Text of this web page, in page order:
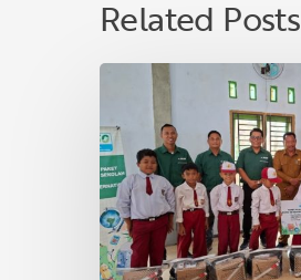
Related Posts
Memperkuat
Pendidikan
dan
Kesejahteraan
Masyarakat
melalui
Pertumbuhan
Inklusif